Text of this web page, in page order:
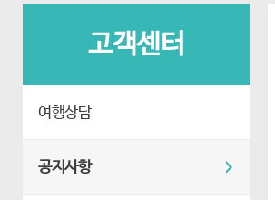
고객센터
여행상담
공지사항